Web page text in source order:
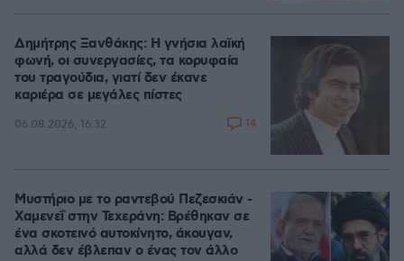
Δημήτρης Ξανθάκης: Η γνήσια λαϊκή
φωνή, οι συνεργασίες, τα κορυφαία
του τραγούδια, γιατί δεν έκανε
καριέρα σε μεγάλες πίστες
06.08.2026, 16:32 14
Μυστήριο με το ραντεβού Πεζεσκιάν -
Χαμενεΐ στην Τεχεράνη: Βρέθηκαν σε
ένα σκοτεινό αυτοκίνητο, άκουγαν,
αλλά δεν έβλεπαν ο ένας τον άλλο